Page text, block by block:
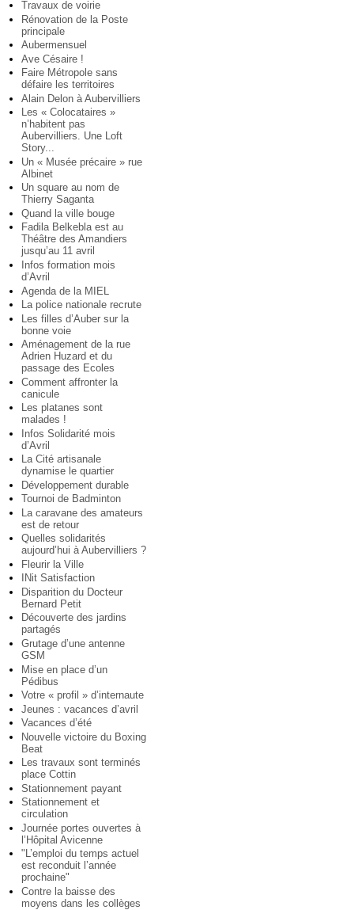
Travaux de voirie
Rénovation de la Poste
principale
Aubermensuel
Ave Césaire !
Faire Métropole sans
défaire les territoires
Alain Delon à Aubervilliers
Les « Colocataires »
n’habitent pas
Aubervilliers. Une Loft
Story...
Un « Musée précaire » rue
Albinet
Un square au nom de
Thierry Saganta
Quand la ville bouge
Fadila Belkebla est au
Théâtre des Amandiers
jusqu’au 11 avril
Infos formation mois
d’Avril
Agenda de la MIEL
La police nationale recrute
Les filles d’Auber sur la
bonne voie
Aménagement de la rue
Adrien Huzard et du
passage des Ecoles
Comment affronter la
canicule
Les platanes sont
malades !
Infos Solidarité mois
d’Avril
La Cité artisanale
dynamise le quartier
Développement durable
Tournoi de Badminton
La caravane des amateurs
est de retour
Quelles solidarités
aujourd’hui à Aubervilliers ?
Fleurir la Ville
INit Satisfaction
Disparition du Docteur
Bernard Petit
Découverte des jardins
partagés
Grutage d’une antenne
GSM
Mise en place d’un
Pédibus
Votre « profil » d’internaute
Jeunes : vacances d’avril
Vacances d’été
Nouvelle victoire du Boxing
Beat
Les travaux sont terminés
place Cottin
Stationnement payant
Stationnement et
circulation
Journée portes ouvertes à
l’Hôpital Avicenne
"L’emploi du temps actuel
est reconduit l’année
prochaine"
Contre la baisse des
moyens dans les collèges